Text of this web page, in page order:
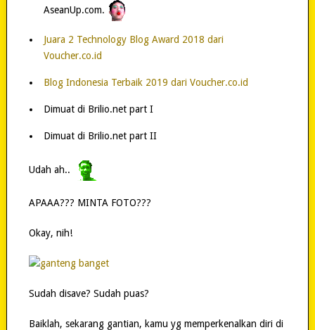
AseanUp.com.
Juara 2 Technology Blog Award 2018 dari
Voucher.co.id
Blog Indonesia Terbaik 2019 dari Voucher.co.id
Dimuat di Brilio.net part I
Dimuat di Brilio.net part II
Udah ah..
APAAA??? MINTA FOTO???
Okay, nih!
Sudah disave? Sudah puas?
Baiklah, sekarang gantian, kamu yg memperkenalkan diri di